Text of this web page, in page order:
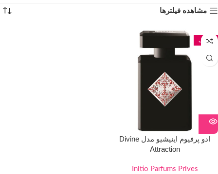
مشاهده فیلترها
90 میل
ادو پرفیوم اینیشیو مدل Divine
Attraction
Initio Parfums Prives